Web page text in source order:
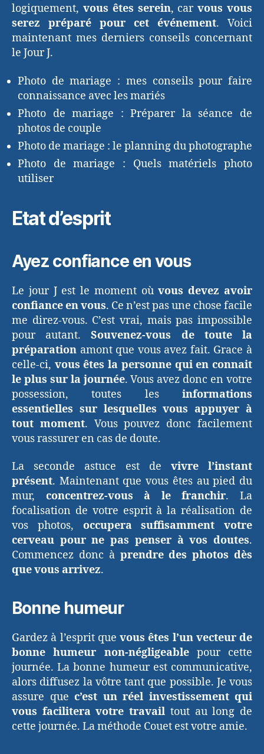
logiquement, vous êtes serein, carvous vous
serez préparé pour cet événement. Voici
maintenant mes derniers conseils concernant
le Jour J.
Photo de mariage : mes conseils pour faire
connaissance avec les mariés
Photo de mariage : Préparer la séance de
photos de couple
Photo de mariage : le planning du photographe
Photo de mariage : Quels matériels photo
utiliser
Etat d’esprit
Ayez confiance en vous
Le jour J est le moment oùvous devez avoir
confiance en vous. Ce n’est pas une chose facile
me direz-vous. C’est vrai, mais pas impossible
pour autant.Souvenez-vous de toute la
préparation amont que vous avez fait. Grace à
celle-ci, vous êtes la personne qui en connait
le plus sur la journée. Vous avez donc en votre
possession, toutes les informations
essentielles sur lesquelles vous appuyer à
tout moment. Vous pouvez donc facilement
vous rassurer en cas de doute.
La seconde astuce est de vivre l’instant
présent. Maintenant que vous êtes au pied du
mur, concentrez-vous à le franchir. La
focalisation de votre esprit à la réalisation de
vos photos, occupera suffisamment votre
cerveau pour ne pas penser à vos doutes.
Commencez donc à prendre des photos dès
que vous arrivez.
Bonne humeur
Gardez à l’esprit que vous êtes l’un vecteur de
bonne humeur non-négligeablepour cette
journée. La bonne humeur est communicative,
alors diffusez la vôtre tant que possible. Je vous
assure que c’est un réel investissement qui
vous facilitera votre travail tout au long de
cette journée. La méthode Couet est votre amie.